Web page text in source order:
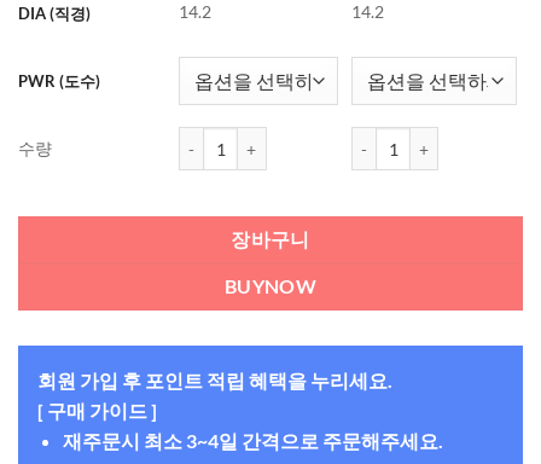
DIA (직경) 14.2
PWR (도수)
수량
14.2
장바구니
BUYNOW
회원 가입 후 포인트 적립 혜택을 누리세요.
[ 구매 가이드 ]
재주문시 최소 3~4일 간격으로 주문해주세요.